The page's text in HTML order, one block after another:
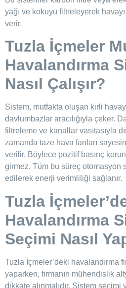
yağı ve kokuyu filtreleyerek
verir.
Tuzla İçmeler
Havalandırma
Nasıl Çalışır?
Sistem, mutfakta oluşan kirli
davlumbazlar aracılığıyla çeker.
filtreleme ve kanallar vasıtasıyla
zamanda taze hava fanları
verilir. Böylece pozitif basınç
girmez. Tüm bu süreç otomasyon
edilerek enerji verimliliği sağlanır.
Tuzla
Havalandırma
Seçimi Nasıl
Tuzla İçmeler’deki havalandırma
yaparken, firmanın mühendislik
dikkate alınmalıdır. Sistem seçimi